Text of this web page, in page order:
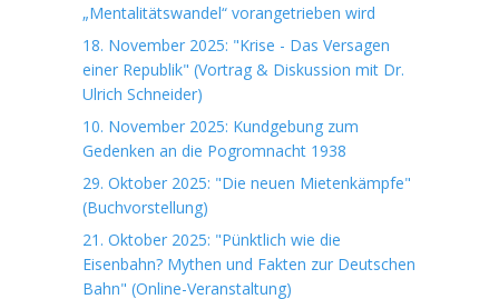
„Mentalitätswandel“ vorangetrieben wird
18. November 2025: "Krise - Das Versagen
einer Republik" (Vortrag & Diskussion mit Dr.
Ulrich Schneider)
10. November 2025: Kundgebung zum
Gedenken an die Pogromnacht 1938
29. Oktober 2025: "Die neuen Mietenkämpfe"
(Buchvorstellung)
21. Oktober 2025: "Pünktlich wie die
Eisenbahn? Mythen und Fakten zur Deutschen
Bahn" (Online-Veranstaltung)